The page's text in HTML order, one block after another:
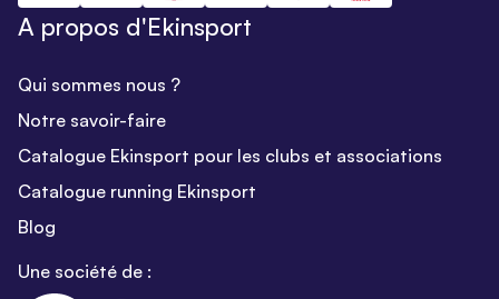
A propos d'Ekinsport
Qui sommes nous ?
Notre savoir-faire
Catalogue Ekinsport pour les clubs et associations
Catalogue running Ekinsport
Blog
Une société de :